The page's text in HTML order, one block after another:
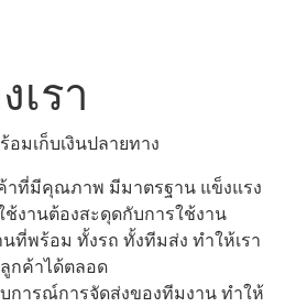
เรา
อมเก็บเงินปลายทาง
าที่มีคุณภาพ มีมาตรฐาน แข็งแรง
งานต้องสะดุดกับการใช้งาน
ที่พร้อม ทั้งรถ ทั้งทีมส่ง ทำให้เรา
กค้าได้ตลอด
การณ์การจัดส่งของทีมงาน ทำให้